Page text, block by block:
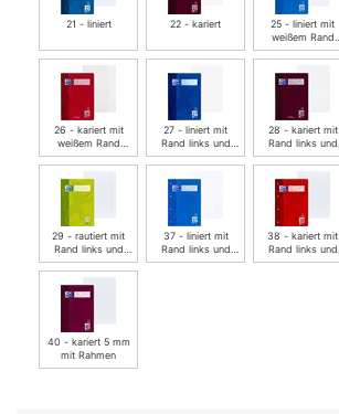
21 - liniert 22 - kariert
25 - liniert mit
weißem Rand
rechts
26 - kariert mit
weißem Rand
rechts
27 - liniert mit
Rand links und
rechts
28 - kariert mit
Rand links und
rechts
29 - rautiert mit
Rand links und
rechts
37 - liniert mit
Rand links und
rechts, 4fach
38 - kariert mit
Rand links und
rechts, 4fach
40 - kariert 5 mm
mit Rahmen